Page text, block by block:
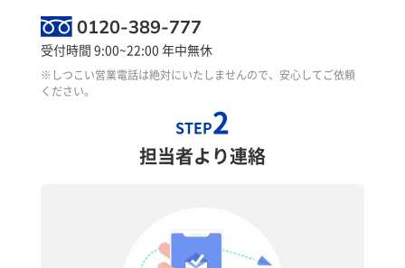
0120-389-777
受付時間 9:00~22:00 年中無休
※しつこい営業電話は絶対にいたしませんので、安心してご依頼
ください。
STEP2
担当者より連絡